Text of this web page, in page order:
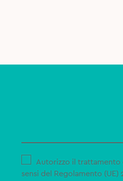
Autorizzo il trattamento
sensi del Regolamento